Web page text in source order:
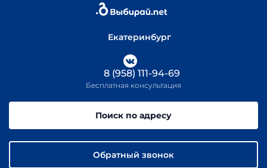
Екатеринбург
8 (958) 111-94-69
Бесплатная консультация
Поиск по адресу
Обратный звонок